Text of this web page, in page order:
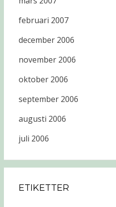
februari 2007
december 2006
november 2006
oktober 2006
september 2006
augusti 2006
juli 2006
ETIKETTER